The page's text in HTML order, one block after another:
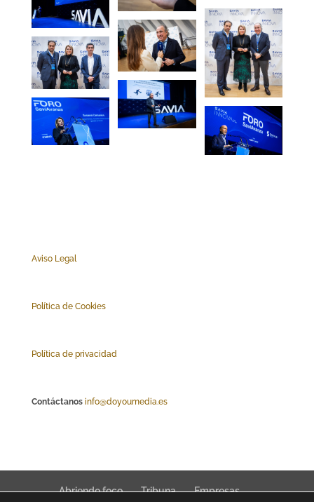
Aviso Legal
Política de Cookies
Política de privacidad
Contáctanos info@doyoumedia.es
Abriendo foco Tribuna Empresas